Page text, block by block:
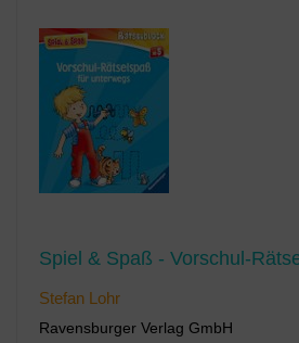
Stefan Lohr
Ravensburger Verlag GmbH